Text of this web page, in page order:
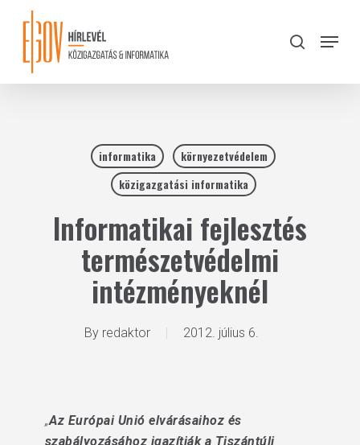
content
search
Menu
informatika
környezetvédelem
közigazgatási informatika
Informatikai fejlesztés
természetvédelmi
intézményeknél
By redaktor 2012. július 6.
„Az Európai Unió elvárásaihoz és
szabályozásához igazítják a Tiszántúli
Close